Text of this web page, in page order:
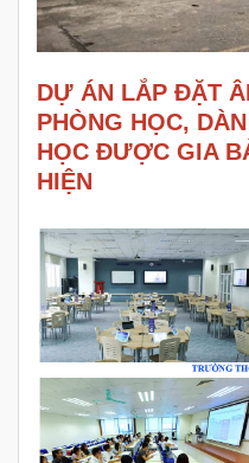
DỰ ÁN LẮP ĐẶT
PHÒNG HỌC,
HỌC ĐƯỢC GIA
HIỆN